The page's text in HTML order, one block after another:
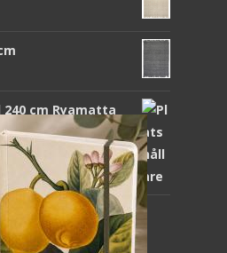
240 cm Ryamatta